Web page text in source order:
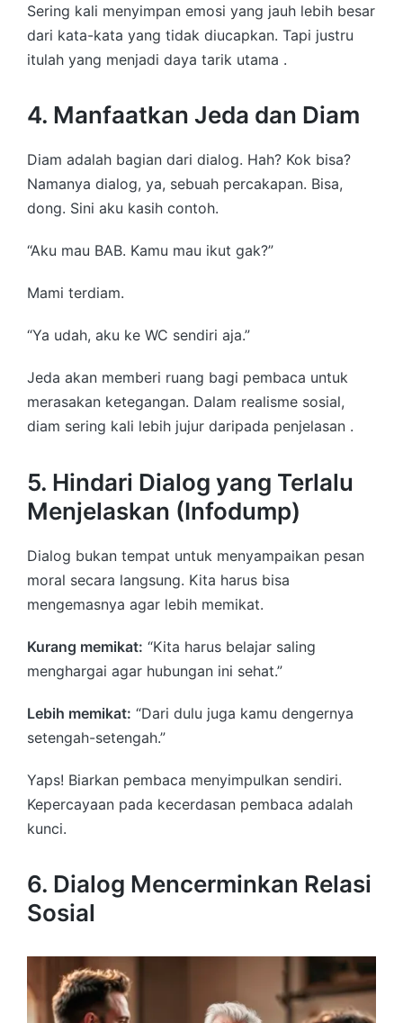
Sering kali menyimpan emosi yang jauh lebih besar
dari kata-kata yang tidak diucapkan. Tapi justru
itulah yang menjadi daya tarik utama .
4. Manfaatkan Jeda dan Diam
Diam adalah bagian dari dialog. Hah? Kok bisa?
Namanya dialog, ya, sebuah percakapan. Bisa,
dong. Sini aku kasih contoh.
“Aku mau BAB. Kamu mau ikut gak?”
Mami terdiam.
“Ya udah, aku ke WC sendiri aja.”
Jeda akan memberi ruang bagi pembaca untuk
merasakan ketegangan. Dalam realisme sosial,
diam sering kali lebih jujur daripada penjelasan .
5. Hindari Dialog yang Terlalu
Menjelaskan (Infodump)
Dialog bukan tempat untuk menyampaikan pesan
moral secara langsung. Kita harus bisa
mengemasnya agar lebih memikat.
Kurang memikat: “Kita harus belajar saling
menghargai agar hubungan ini sehat.”
Lebih memikat: “Dari dulu juga kamu dengernya
setengah-setengah.”
Yaps! Biarkan pembaca menyimpulkan sendiri.
Kepercayaan pada kecerdasan pembaca adalah
kunci.
6. Dialog Mencerminkan Relasi
Sosial